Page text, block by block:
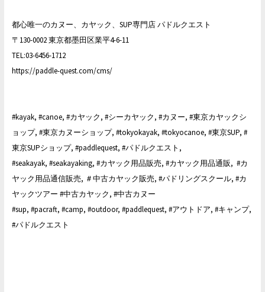
都心唯一のカヌー、カヤック、SUP専門店 パドルクエスト
〒130-0002 東京都墨田区業平4-6-11
TEL:03-6456-1712
https://paddle-quest.com/cms/
#kayak, #canoe, #カヤック, #シーカヤック, #カヌー, #東京カヤックシ
ョップ, #東京カヌーショップ, #tokyokayak, #tokyocanoe, #東京SUP, #
東京SUPショップ, #paddlequest, #パドルクエスト,
#seakayak, #seakayaking, #カヤック用品販売, #カヤック用品通販, #カ
ヤック用品通信販売, ＃中古カヤック販売, #パドリングスクール, #カ
ヤックツアー #中古カヤック, #中古カヌー
#sup, #pacraft, #camp, #outdoor, #paddlequest, #アウトドア, #キャンプ,
#パドルクエスト